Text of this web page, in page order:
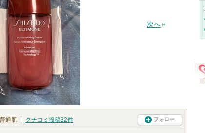
次へ
普通肌 クチコミ投稿32件 フォロー